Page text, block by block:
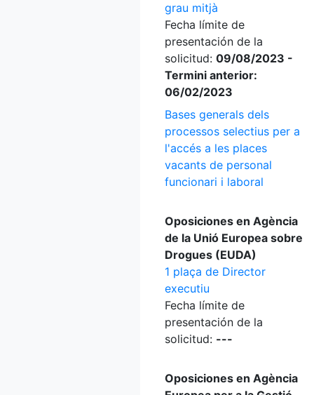
grau mitjà
Fecha límite de
presentación de la
solicitud: 09/08/2023 -
Termini anterior:
06/02/2023
Bases generals dels
processos selectius per a
l'accés a les places
vacants de personal
funcionari i laboral
Oposiciones en Agència
de la Unió Europea sobre
Drogues (EUDA)
1 plaça de Director
executiu
Fecha límite de
presentación de la
solicitud: ---
Oposiciones en Agència